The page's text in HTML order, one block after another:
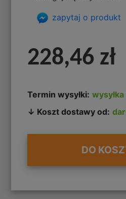
zapytaj o produkt
228,46 zł
Termin wysyłki:
↓ Koszt dostawy od:
DO